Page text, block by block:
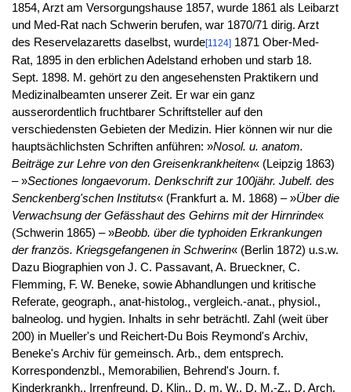
1854, Arzt am Versorgungshause 1857, wurde 1861 als Leibarzt
und Med-Rat nach Schwerin berufen, war 1870/71 dirig. Arzt
des Reservelazaretts daselbst, wurde[1124]1871 Ober-Med-
Rat, 1895 in den erblichen Adelstand erhoben und starb 18.
Sept. 1898. M. gehört zu den angesehensten Praktikern und
Medizinalbeamten unserer Zeit. Er war ein ganz
ausserordentlich fruchtbarer Schriftsteller auf den
verschiedensten Gebieten der Medizin. Hier können wir nur die
hauptsächlichsten Schriften anführen: »Nosol. u. anatom.
Beiträge zur Lehre von den Greisenkrankheiten« (Leipzig 1863)
– »Sectiones longaevorum. Denkschrift zur 100jähr. Jubelf. des
Senckenberg'schen Instituts« (Frankfurt a. M. 1868) – »Über die
Verwachsung der Gefässhaut des Gehirns mit der Hirnrinde«
(Schwerin 1865) – »Beobb. über die typhoiden Erkrankungen
der französ. Kriegsgefangenen in Schwerin« (Berlin 1872) u.s.w.
Dazu Biographien von J. C. Passavant, A. Brueckner, C.
Flemming, F. W. Beneke, sowie Abhandlungen und kritische
Referate, geograph., anat-histolog., vergleich.-anat., physiol.,
balneolog. und hygien. Inhalts in sehr beträchtl. Zahl (weit über
200) in Mueller's und Reichert-Du Bois Reymond's Archiv,
Beneke's Archiv für gemeinsch. Arb., dem entsprech.
Korrespondenzbl., Memorabilien, Behrend's Journ. f.
Kinderkrankh., Irrenfreund, D. Klin., D. m. W., D. M.-Z., D. Arch.